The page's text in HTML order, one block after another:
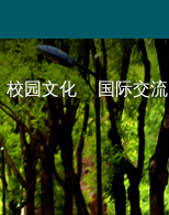
校园文化 国际交流